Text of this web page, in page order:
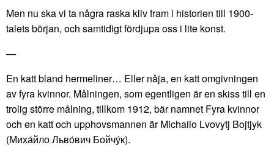
Men nu ska vi ta några raska kliv fram i historien till 1900-
talets början, och samtidigt fördjupa oss i lite konst.
—
En katt bland hermeliner… Eller nåja, en katt omgivningen
av fyra kvinnor. Målningen, som egentligen är en skiss till en
trolig större målning, tillkom 1912, bär namnet Fyra kvinnor
och en katt och upphovsmannen är Michailo Lvovytj Bojtjyk
(Миха́йло Льво́вич Бойчу́к).